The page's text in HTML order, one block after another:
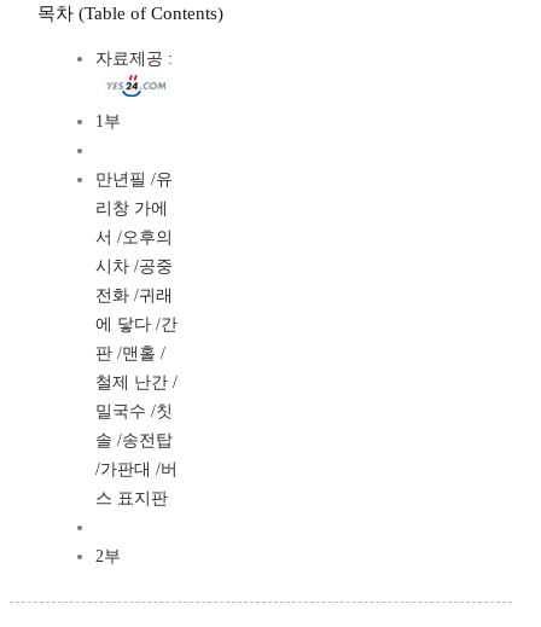
목차 (Table of Contents)
자료제공 :
1부
만년필 /유
리창 가에
서 /오후의
시차 /공중
전화 /귀래
에 닿다 /간
판 /맨홀 /
철제 난간 /
밀국수 /칫
솔 /송전탑
/가판대 /버
스 표지판
2부